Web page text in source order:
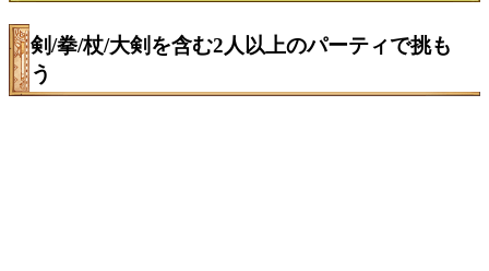
剣/拳/杖/大剣を含む2人以上のパーティで挑も
う